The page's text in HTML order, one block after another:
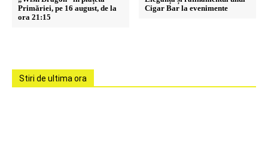
Primăriei, pe 16 august, de la
ora 21:15
Cigar Bar la evenimente
Stiri de ultima ora